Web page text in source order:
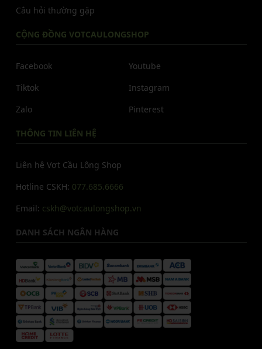
Câu hỏi thường gặp
CỘNG ĐỒNG VOTCAULONGSHOP
Facebook
Tiktok
Zalo
Youtube
Instagram
Pinterest
THÔNG TIN LIÊN HỆ
Liên hệ Vợt Cầu Lông Shop
Hotline CSKH: 077.685.6666
Email: cskh@votcaulongshop.vn
DANH SÁCH NGÂN HÀNG